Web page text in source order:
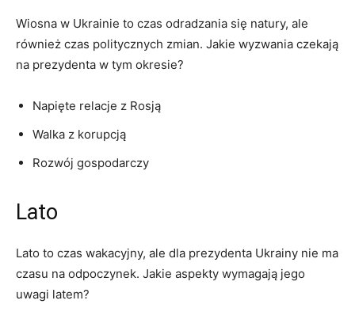
Wiosna w⁢ Ukrainie to czas odradzania​ się natury, ale
również czas politycznych zmian. Jakie wyzwania czekają
na prezydenta w tym okresie?
Napięte relacje z Rosją
Walka z⁤ korupcją
Rozwój gospodarczy
Lato
Lato to czas wakacyjny, ale dla prezydenta Ukrainy nie ma
czasu na odpoczynek. Jakie aspekty wymagają jego
‍uwagi latem?